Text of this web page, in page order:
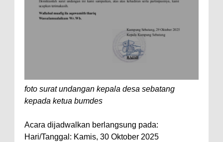
foto surat undangan kepala desa sebatang
kepada ketua bumdes
Acara dijadwalkan berlangsung pada:
Hari/Tanggal: Kamis, 30 Oktober 2025